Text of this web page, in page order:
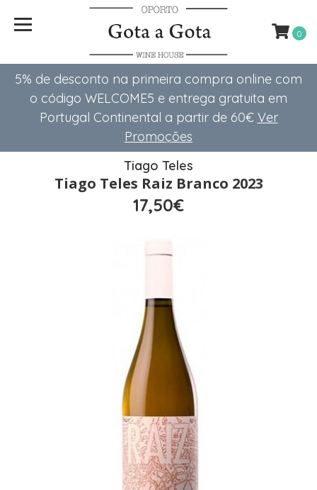
5% de desconto na primeira compra online com
o código WELCOME5 e entrega gratuita em
Portugal Continental a partir de 60€ Ver
Promoções
0
Tiago Teles
Tiago Teles Raiz Branco 2023
17,50€